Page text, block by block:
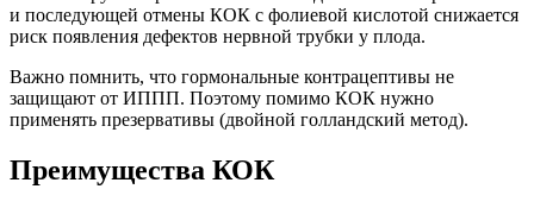
и последующей отмены КОК с фолиевой кислотой снижается
риск появления дефектов нервной трубки у плода.
Важно помнить, что гормональные контрацептивы не
защищают от ИППП. Поэтому помимо КОК нужно
применять презервативы (двойной голландский метод).
Преимущества КОК